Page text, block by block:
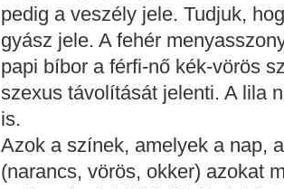
pedig a veszély jele. Tudjuk,
gyász jele. A fehér
papi bíbor a férfi-nő kék-vörös
szexus távolítását jelenti. A lila
is.
Azok a színek, amelyek a nap,
(narancs, vörös, okker) azokat